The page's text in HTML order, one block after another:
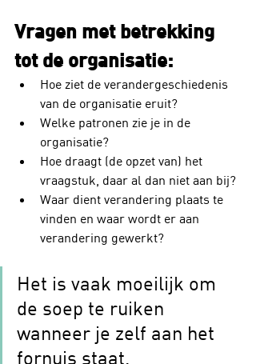
Vragen met betrekking
tot de organisatie:
Hoe ziet de verandergeschiedenis
van de organisatie eruit?
Welke patronen zie je in de
organisatie?
Hoe draagt (de opzet van) het
vraagstuk, daar al dan niet aan bij?
Waar dient verandering plaats te
vinden en waar wordt er aan
verandering gewerkt?
Het is vaak moeilijk om
de soep te ruiken
wanneer je zelf aan het
fornuis staat.